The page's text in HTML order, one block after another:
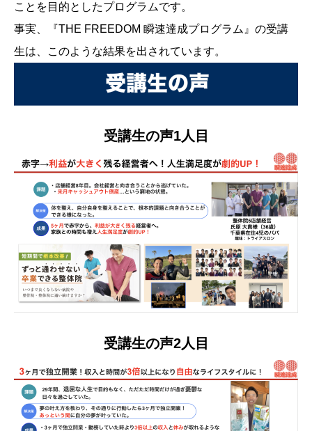
ことを目的としたプログラムです。
事実、『THE FREEDOM 瞬速達成プログラム』の受講
生は、このような結果を出されています。
受講生の声1人目
受講生の声2人目